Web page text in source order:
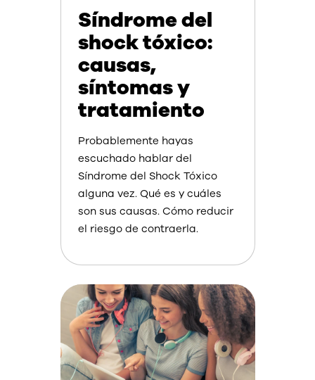
Síndrome del
shock tóxico:
causas,
síntomas y
tratamiento
Probablemente hayas
escuchado hablar del
Síndrome del Shock Tóxico
alguna vez. Qué es y cuáles
son sus causas. Cómo reducir
el riesgo de contraerla.